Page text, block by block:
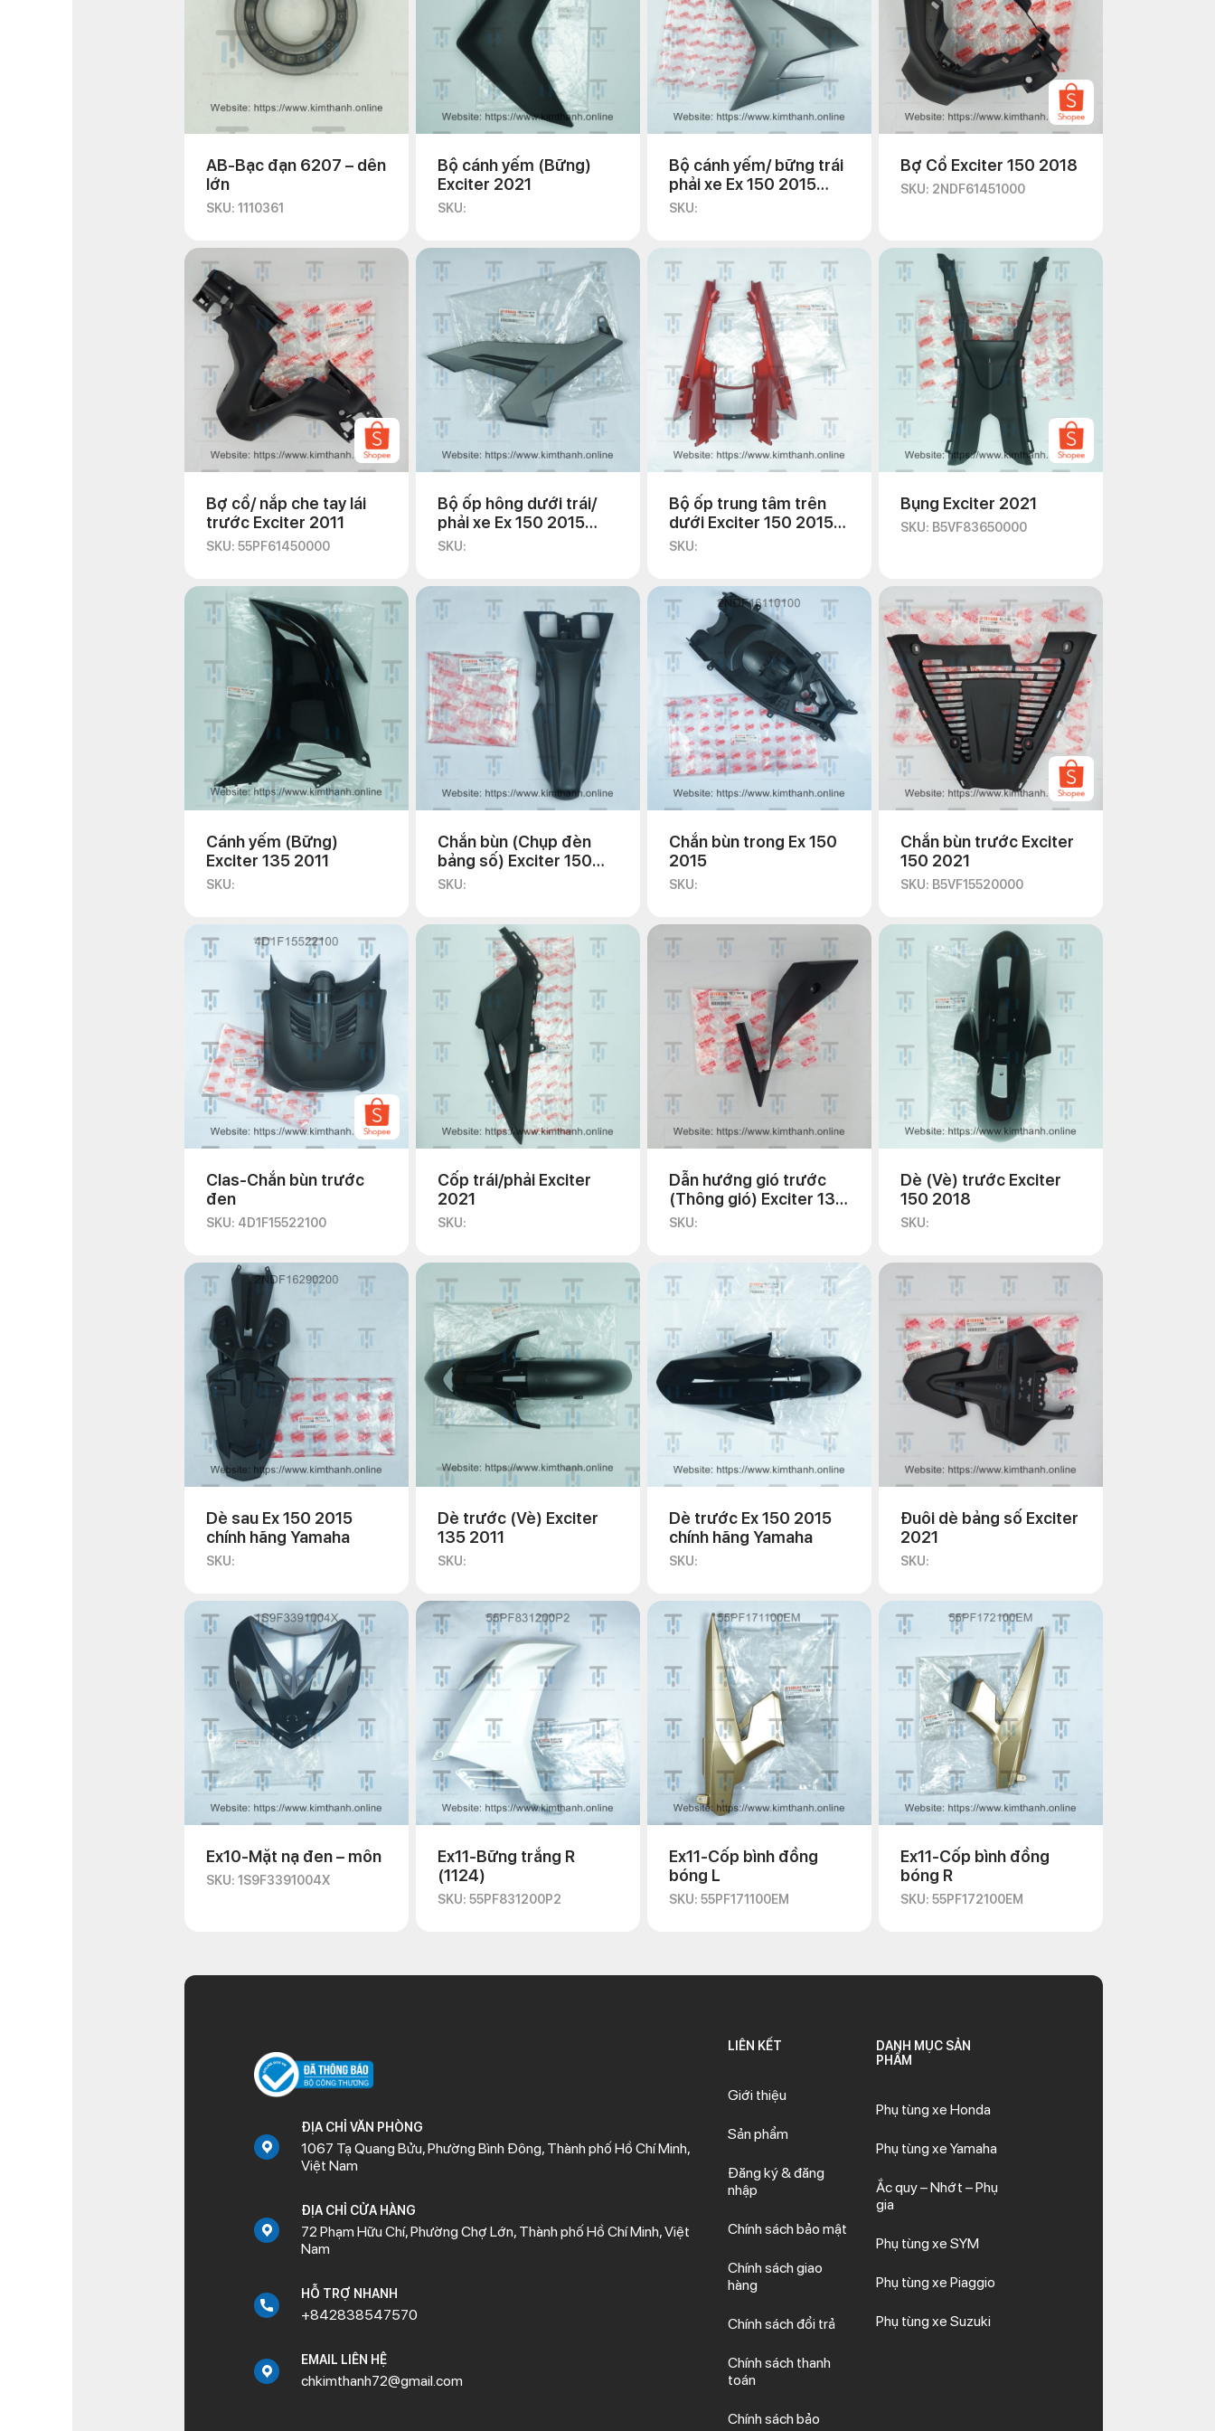
AB-Bạc đạn 6207 – dên
lớn
SKU: 1110361
Bộ cánh yếm (Bững)
Exciter 2021
SKU:
Bộ cánh yếm/ bững trái
phải xe Ex 150 2015
chính hãng Yamaha
SKU:
Bợ Cổ Exciter 150 2018
SKU: 2NDF61451000
Bợ cổ/ nắp che tay lái
trước Exciter 2011
SKU: 55PF61450000
Bộ ốp hông dưới trái/
phải xe Ex 150 2015
chính hãng Yamaha
SKU:
Bộ ốp trung tâm trên
dưới Exciter 150 2015
chính hãng Yamaha
SKU:
Bụng Exciter 2021
SKU: B5VF83650000
Cánh yếm (Bững)
Exciter 135 2011
SKU:
Chắn bùn (Chụp đèn
bảng số) Exciter 150
2021
SKU:
Chắn bùn trong Ex 150
2015
SKU:
Chắn bùn trước Exciter
150 2021
SKU: B5VF15520000
Clas-Chắn bùn trước
đen
SKU: 4D1F15522100
Cốp trái/phải Exciter
2021
SKU:
Dẫn hướng gió trước
(Thông gió) Exciter 135
2011
SKU:
Dè (Vè) trước Exciter
150 2018
SKU:
Dè sau Ex 150 2015
chính hãng Yamaha
SKU:
Dè trước (Vè) Exciter
135 2011
SKU:
Dè trước Ex 150 2015
chính hãng Yamaha
SKU:
Đuôi dè bảng số Exciter
2021
SKU:
Ex10-Mặt nạ đen – môn
SKU: 1S9F3391004X
Ex11-Bững trắng R
(1124)
SKU: 55PF831200P2
Ex11-Cốp bình đồng
bóng L
SKU: 55PF171100EM
Ex11-Cốp bình đồng
bóng R
SKU: 55PF172100EM
ĐỊA CHỈ VĂN PHÒNG
1067 Tạ Quang Bửu, Phường Bình Đông, Thành phố Hồ Chí Minh,
Việt Nam
ĐỊA CHỈ CỬA HÀNG
72 Phạm Hữu Chí, Phường Chợ Lớn, Thành phố Hồ Chí Minh, Việt
Nam
HỖ TRỢ NHANH
+842838547570
EMAIL LIÊN HỆ
chkimthanh72@gmail.com
LIÊN KẾT
Giới thiệu
Sản phẩm
Đăng ký & đăng
nhập
Chính sách bảo mật
Chính sách giao
hàng
Chính sách đổi trả
Chính sách thanh
toán
Chính sách bảo
DANH MỤC SẢN
PHẨM
Phụ tùng xe Honda
Phụ tùng xe Yamaha
Ắc quy – Nhớt – Phụ
gia
Phụ tùng xe SYM
Phụ tùng xe Piaggio
Phụ tùng xe Suzuki